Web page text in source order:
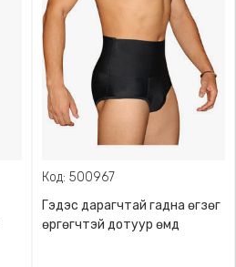
Код: 500967
Гэдэс дарагчтай гадна өгзөг
өргөгчтэй дотуур өмд